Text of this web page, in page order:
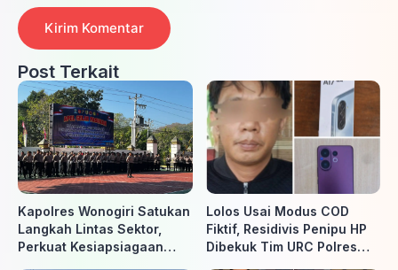
Post Terkait
Kapolres Wonogiri Satukan
Langkah Lintas Sektor,
Perkuat Kesiapsiagaan
Lolos Usai Modus COD
Fiktif, Residivis Penipu HP
Dibekuk Tim URC Polres